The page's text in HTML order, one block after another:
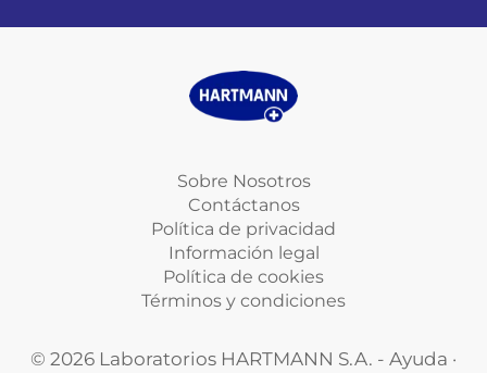
Sobre Nosotros
Contáctanos
Política de privacidad
Información legal
Política de cookies
Términos y condiciones
© 2026 Laboratorios HARTMANN S.A. - Ayuda ·